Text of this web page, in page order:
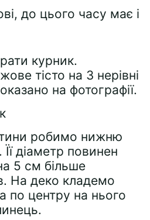
до цього часу має і
курник.
тісто на 3 нерівні
на фотографії.
робимо нижню
діаметр повинен
5 см більше
На деко кладемо
по центру на нього